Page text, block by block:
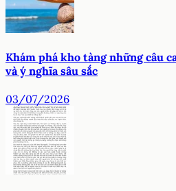
Khám phá kho tàng những câu
và ý nghĩa sâu sắc
03/07/2026